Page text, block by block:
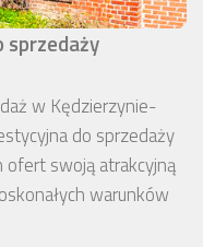
sprzedaży
w Kędzierzynie-
do sprzedaży
ofert swoją atrakcyjną
warunków